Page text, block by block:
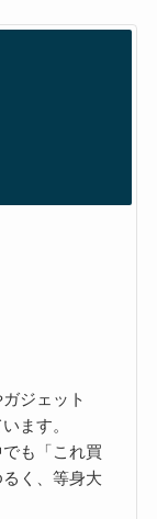
ジェット
ます。
も「これ買
く、等身大